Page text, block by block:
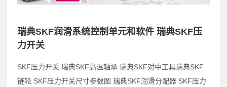
瑞典SKF润滑系统控制单元和软件 瑞典SKF压
力开关
SKF压力开关 瑞典SKF高温轴承 瑞典SKF对中工具瑞典SKF
链轮 SKF压力开关尺寸参数图 瑞典SKF润滑分配器 SKF压力